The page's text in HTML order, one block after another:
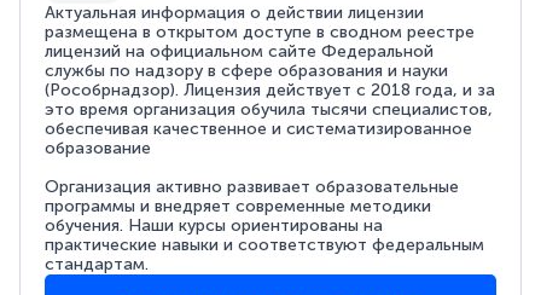
Актуальная информация о действии лицензии
размещена в открытом доступе в сводном реестре
лицензий на официальном сайте Федеральной
службы по надзору в сфере образования и науки
(Рособрнадзор). Лицензия действует с 2018 года, и за
это время организация обучила тысячи специалистов,
обеспечивая качественное и систематизированное
образование
Организация активно развивает образовательные
программы и внедряет современные методики
обучения. Наши курсы ориентированы на
практические навыки и соответствуют федеральным
стандартам.